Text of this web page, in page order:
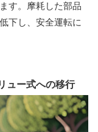
す。摩耗した部品
下し、安全運転に
ュー式への移行